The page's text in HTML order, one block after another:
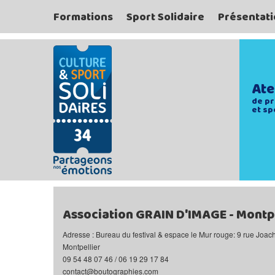
Formations Sport Solidaire
de
et
Association GRAIN D'IMAGE -
Adresse : Bureau du festival & espace le Mur rouge: 9 rue
Montpellier
09 54 48 07 46 / 06 19 29 17 84
contact@boutographies.com